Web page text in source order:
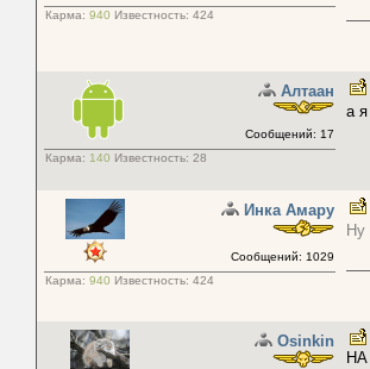
Карма: 940 Известность: 424
Алтаaн
Сообщений: 17
Карма: 140 Известность: 28
а
Инка Амару
Сообщений: 1029
Карма: 940 Известность: 424
Ну
Osinkin